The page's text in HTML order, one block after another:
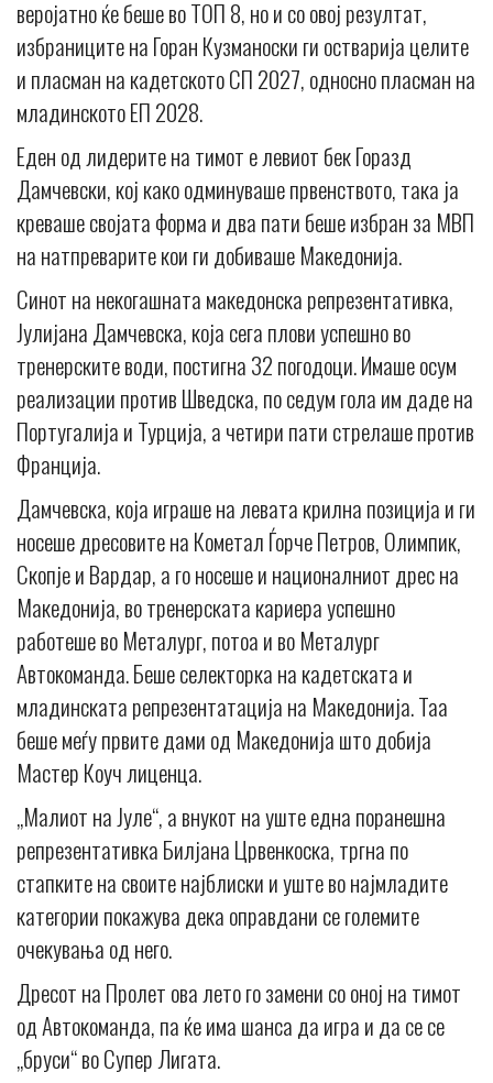
веројатно ќе беше во ТОП 8, но и со овој резултат,
избраниците на Горан Кузманоски ги остварија целите
и пласман на кадетското СП 2027, односно пласман на
младинското ЕП 2028.
Еден од лидерите на тимот е левиот бек Горазд
Дамчевски, кој како одминуваше првенството, така ја
креваше својата форма и два пати беше избран за МВП
на натпреварите кои ги добиваше Македонија.
Синот на некогашната македонска репрезентативка,
Јулијана Дамчевска, која сега плови успешно во
тренерските води, постигна 32 погодоци. Имаше осум
реализации против Шведска, по седум гола им даде на
Португалија и Турција, а четири пати стрелаше против
Франција.
Дамчевска, која играше на левата крилна позиција и ги
носеше дресовите на Кометал Ѓорче Петров, Олимпик,
Скопје и Вардар, а го носеше и националниот дрес на
Македонија, во тренерската кариера успешно
работеше во Металург, потоа и во Металург
Автокоманда. Беше селекторка на кадетската и
младинската репрезентатација на Македонија. Таа
беше меѓу првите дами од Македонија што добија
Мастер Коуч лиценца.
„Малиот на Јуле“, а внукот на уште една поранешна
репрезентативка Билјана Црвенкоска, тргна по
стапките на своите најблиски и уште во најмладите
категории покажува дека оправдани се големите
очекувања од него.
Дресот на Пролет ова лето го замени со оној на тимот
од Автокоманда, па ќе има шанса да игра и да се се
„бруси“ во Супер Лигата.